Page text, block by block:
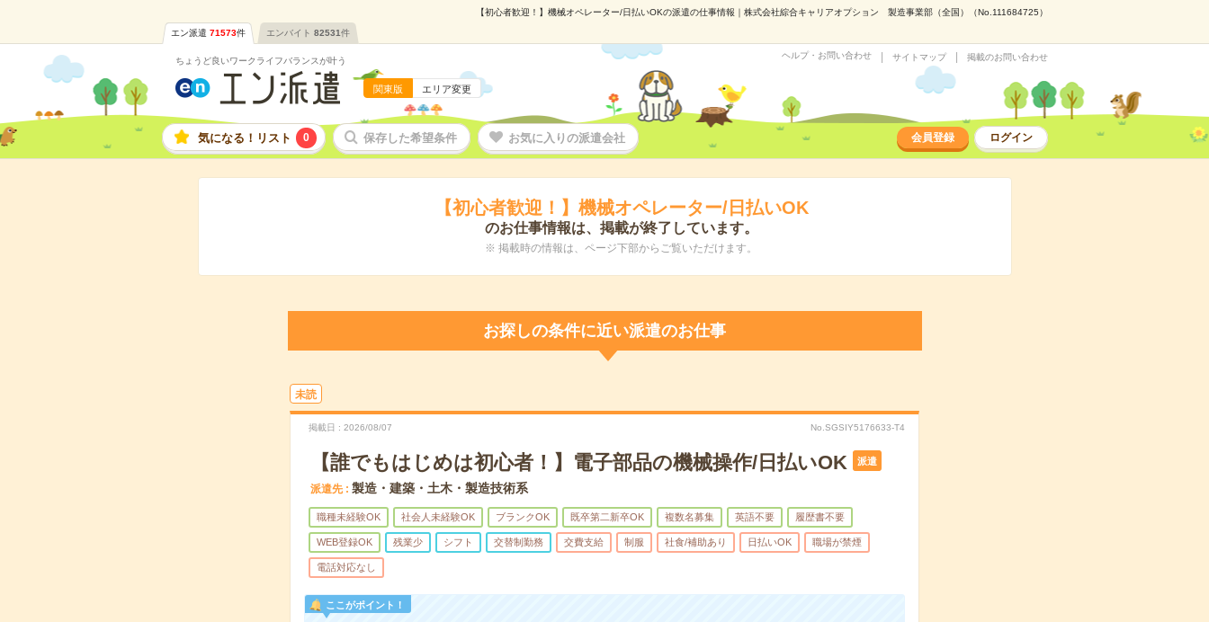
【初心者歓迎！】機械オペレーター/日払いOKの派遣の仕事情報｜株式会社綜合キャリアオプション 製造事業部（全国）（No.111684725）
エン派遣 71573件 エンバイト 82531件
ちょうど良いワークライフバランスが叶う
関東版 エリア変更
ヘルプ・お問い合わせ サイトマップ 掲載のお問い合わせ
気になる！リスト 0 保存した希望条件 お気に入りの派遣会社 会員登録 ログイン
【初心者歓迎！】機械オペレーター/日払いOK
のお仕事情報は、掲載が終了しています。
※ 掲載時の情報は、ページ下部からご覧いただけます。
お探しの条件に近い派遣のお仕事
未読
掲載日 2026/08/07 No.SGSIY5176633-T4
【誰でもはじめは初心者！】電子部品の機械操作/日払いOK 派遣
派遣先 製造・建築・土木・製造技術系
職種未経験OK 社会人未経験OK ブランクOK 既卒第二新卒OK 複数名募集 英語不要 履歴書不要
WEB登録OK 残業少 シフト 交替制勤務 交費支給 制服 社食/補助あり 日払いOK 職場が禁煙
電話対応なし
ここがポイント！